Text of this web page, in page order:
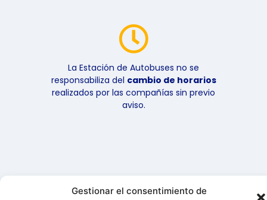
Gestionar el consentimiento de
La Estación de Autobuses no se
responsabiliza del cambio de horarios
realizados por las compañías sin previo
aviso.